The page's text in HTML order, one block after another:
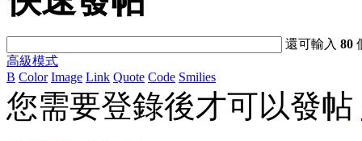
還可輸入80
高級模式
B Color Image Link Quote Code Smilies
您需要登錄後才可以發帖